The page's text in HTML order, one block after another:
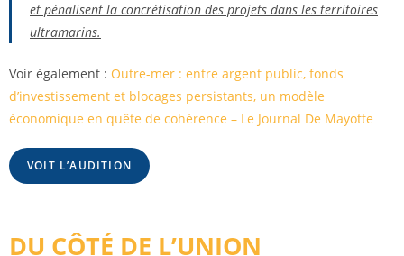
et pénalisent la concrétisation des projets dans les territoires
ultramarins.
Voir également : Outre-mer : entre argent public, fonds
d’investissement et blocages persistants, un modèle
économique en quête de cohérence – Le Journal De Mayotte
VOIT L’AUDITION
DU CÔTÉ DE L’UNION